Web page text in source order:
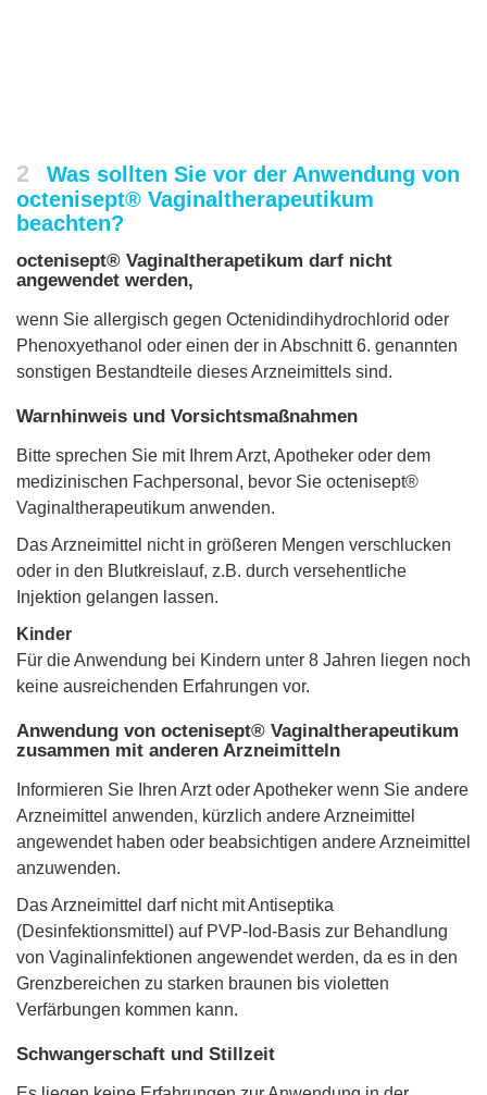
2
Was sollten Sie vor der Anwendung von
octenisept® Vaginaltherapeutikum
beachten?
octenisept® Vaginaltherapetikum darf nicht
angewendet werden,
wenn Sie allergisch gegen Octenidindihydrochlorid oder
Phenoxyethanol oder einen der in Abschnitt 6. genannten
sonstigen Bestandteile dieses Arzneimittels sind.
Warnhinweis und Vorsichtsmaßnahmen
Bitte sprechen Sie mit Ihrem Arzt, Apotheker oder dem
medizinischen Fachpersonal, bevor Sie octenisept®
Vaginaltherapeutikum anwenden.
Das Arzneimittel nicht in größeren Mengen verschlucken
oder in den Blutkreislauf, z.B. durch versehentliche
Injektion gelangen lassen.
Kinder
Für die Anwendung bei Kindern unter 8 Jahren liegen noch
keine ausreichenden Erfahrungen vor.
Anwendung von octenisept® Vaginaltherapeutikum
zusammen mit anderen Arzneimitteln
Informieren Sie Ihren Arzt oder Apotheker wenn Sie andere
Arzneimittel anwenden, kürzlich andere Arzneimittel
angewendet haben oder beabsichtigen andere Arzneimittel
anzuwenden.
Das Arzneimittel darf nicht mit Antiseptika
(Desinfektionsmittel) auf PVP-Iod-Basis zur Behandlung
von Vaginalinfektionen angewendet werden, da es in den
Grenzbereichen zu starken braunen bis violetten
Verfärbungen kommen kann.
Schwangerschaft und Stillzeit